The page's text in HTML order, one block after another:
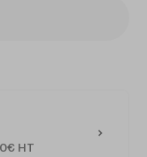
HT